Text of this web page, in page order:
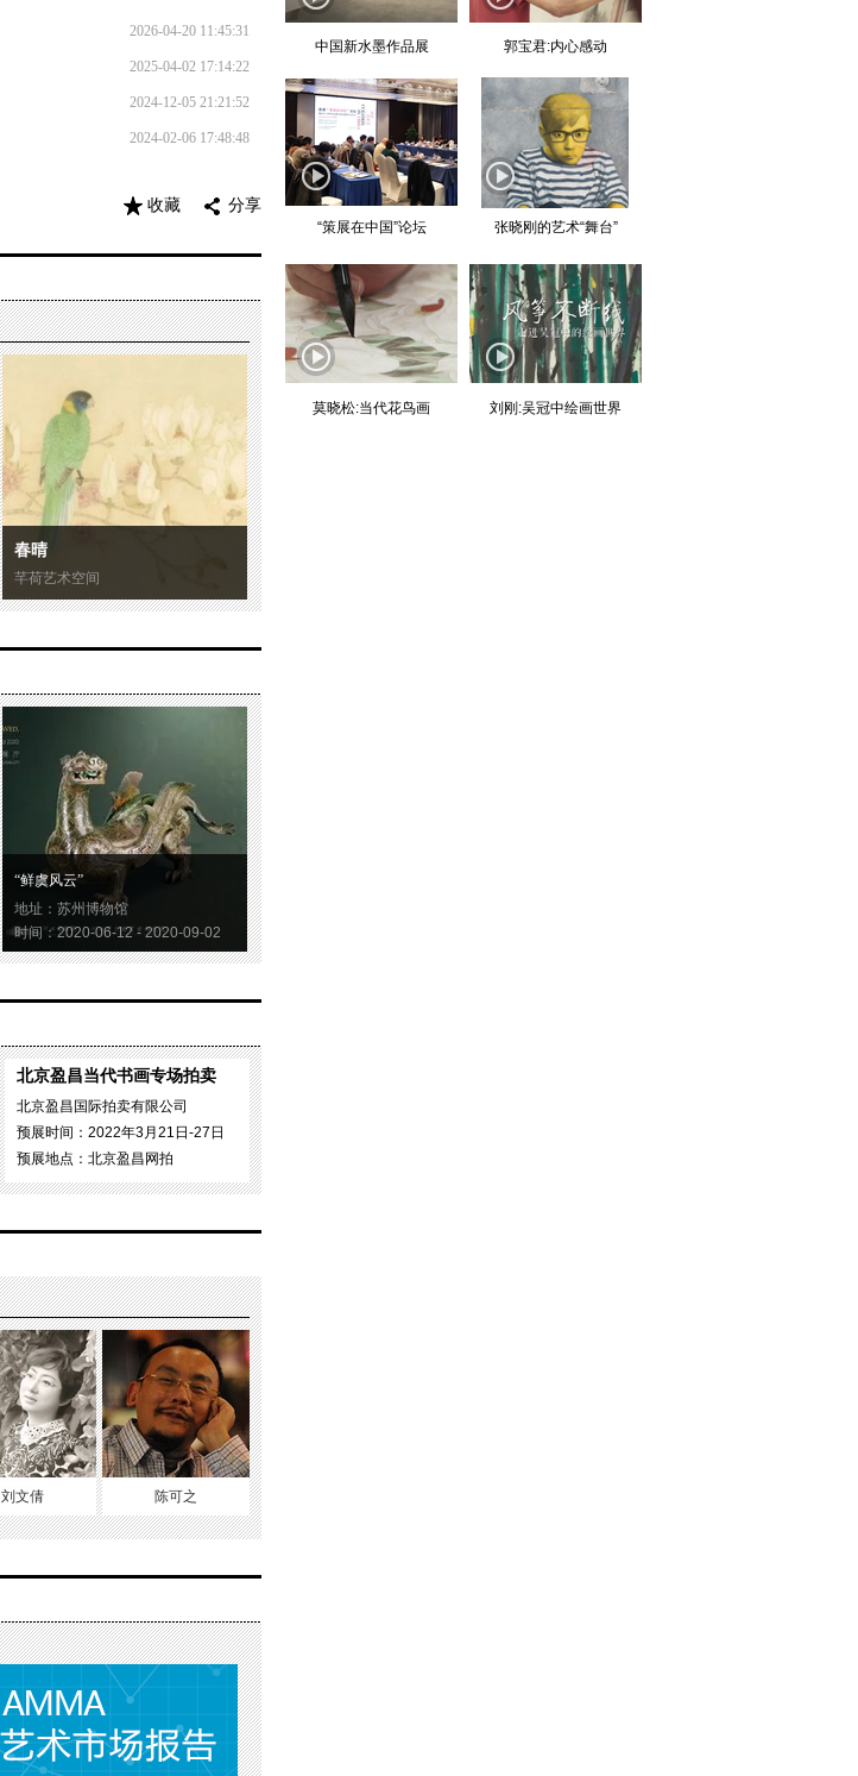
2026-04-20 11:45:31
2025-04-02 17:14:22
2024-12-05 21:21:52
2024-02-06 17:48:48
分享
收藏
春晴
芊荷艺术空间
“鲜虞风云”
地址：苏州博物馆
时间：2020-06-12 - 2020-09-02
北京盈昌当代书画专场拍卖
北京盈昌国际拍卖有限公司
预展时间：2022年3月21日-27日
预展地点：北京盈昌网拍
刘文倩 陈可之
中国新水墨作品展 郭宝君:内心感动
“策展在中国”论坛 张晓刚的艺术“舞台”
莫晓松:当代花鸟画 刘刚:吴冠中绘画世界